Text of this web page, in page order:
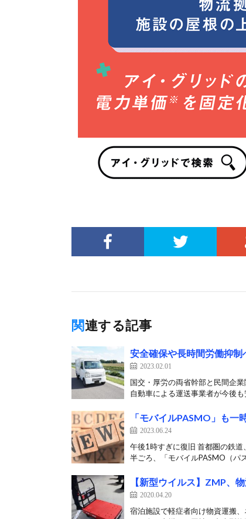
関連する記事
安全確保や長時間労働抑
2023.02.01
国交・厚労の両省幹部と民間企
自動車による運送事業者が今後
「モバイルPASMO」も
2023.06.24
午後1時すぎに復旧 首都圏の鉄
半ごろ、「モバイルPASMO（パ
【新型ウイルス】ZMP、
2020.04.20
宿泊施設で軽症者向け物資運搬